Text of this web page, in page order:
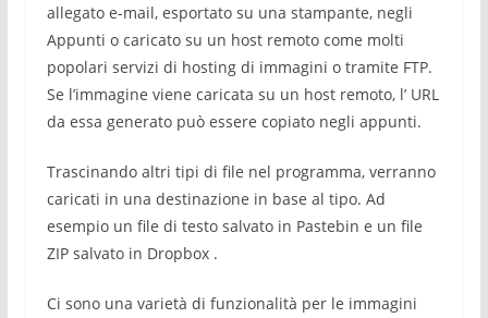
allegato e-mail, esportato su una stampante, negli
Appunti o caricato su un host remoto come molti
popolari servizi di hosting di immagini o tramite FTP.
Se l’immagine viene caricata su un host remoto, l’ URL
da essa generato può essere copiato negli appunti.
Trascinando altri tipi di file nel programma, verranno
caricati in una destinazione in base al tipo. Ad
esempio un file di testo salvato in Pastebin e un file
ZIP salvato in Dropbox .
Ci sono una varietà di funzionalità per le immagini